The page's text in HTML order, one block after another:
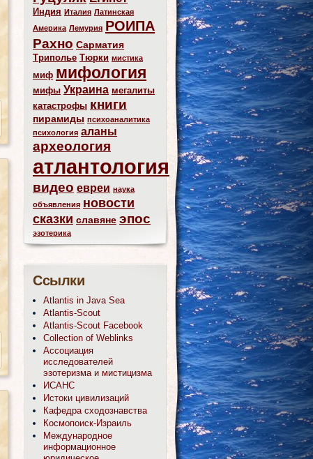
Индия Италия Латинская
Америка Лемурия РОИПА
Рахно Сарматия
Триполье Тюрки мистика
миф мифология
мифы Украина мегалиты
катастрофы книги
пирамиды психоаналитика
психология аланы
археология
атлантология
видео евреи наука
объявления новости
сказки славяне эпос
эзотерика
Ссылки
Atlantis in Java Sea
Atlantis-Scout
Atlantis-Scout Facebook
Collection of Weblinks
Ассоциация
исследователей
эзотеризма и мистицизма
ИСАНС
Истоки цивилизаций
Кафедра сходознавства
Космопоиск-Израиль
Международное
информационное